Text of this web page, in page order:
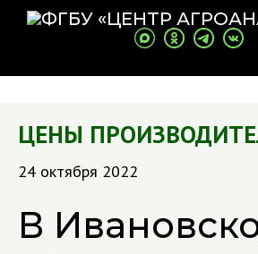
ЦЕНЫ
24 октября 2022
В